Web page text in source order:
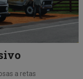
a retas